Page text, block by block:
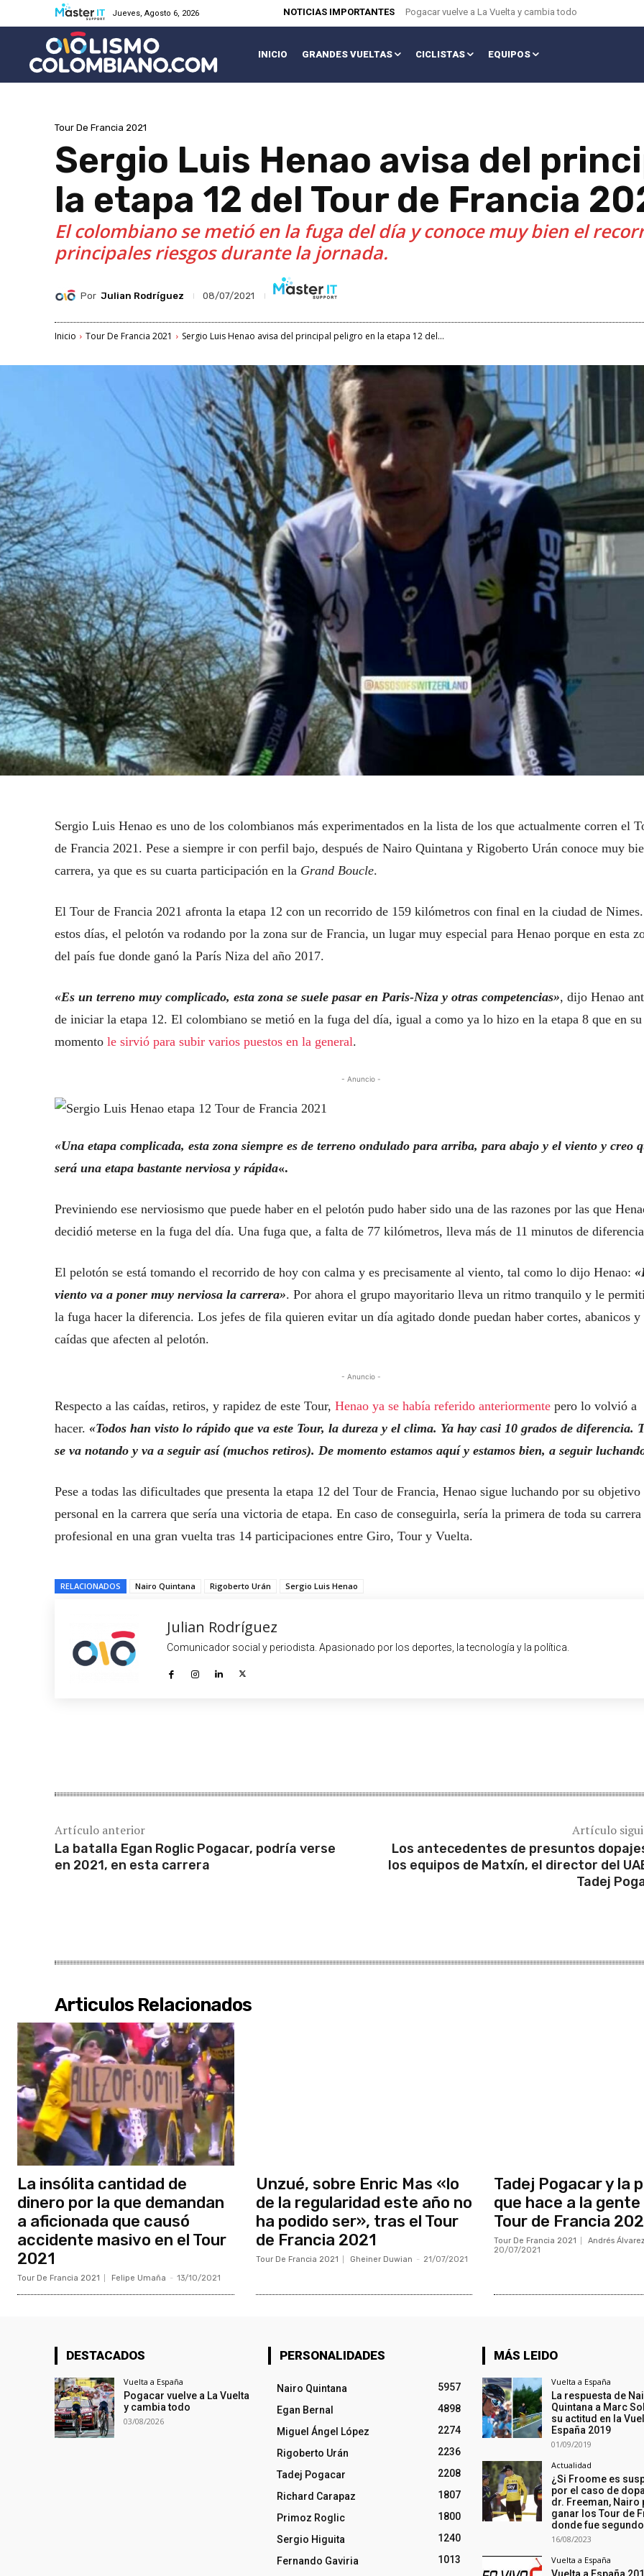
Jueves, Agosto 6, 2026 NOTICIAS IMPORTANTES Pogacar vuelve a La Vuelta y cambia todo
INICIO GRANDES VUELTAS CICLISTAS EQUIPOS
Tour De Francia 2021
Sergio Luis Henao avisa del
la etapa 12 del Tour de Francia
El colombiano se metió en la fuga del día y conoce muy bien el
principales riesgos durante la jornada.
Por Julian Rodríguez 08/07/2021
Inicio Tour De Francia 2021 Sergio Luis Henao avisa del principal peligro en la etapa 12 del...
Sergio Luis Henao es uno de los colombianos más experimentados en la lista de los que actualmente corren el
de Francia 2021. Pese a siempre ir con perfil bajo, después de Nairo Quintana y Rigoberto Urán conoce muy
carrera, ya que es su cuarta participación en la Grand Boucle.
El Tour de Francia 2021 afronta la etapa 12 con un recorrido de 159 kilómetros con final en la ciudad de
estos días, el pelotón va rodando por la zona sur de Francia, un lugar muy especial para Henao porque en esta
del país fue donde ganó la París Niza del año 2017.
«Es un terreno muy complicado, esta zona se suele pasar en Paris-Niza y otras competencias», dijo Henao
de iniciar la etapa 12. El colombiano se metió en la fuga del día, igual a como ya lo hizo en la etapa 8 que en su
momento le sirvió para subir varios puestos en la general.
- Anuncio -
«Una etapa complicada, esta zona siempre es de terreno ondulado para arriba, para abajo y el viento y creo
será una etapa bastante nerviosa y rápida«.
Previniendo ese nerviosismo que puede haber en el pelotón pudo haber sido una de las razones por las que
decidió meterse en la fuga del día. Una fuga que, a falta de 77 kilómetros, lleva más de 11 minutos de
El pelotón se está tomando el recorrido de hoy con calma y es precisamente al viento, tal como lo dijo Henao:
viento va a poner muy nerviosa la carrera». Por ahora el grupo mayoritario lleva un ritmo tranquilo y le
la fuga hacer la diferencia. Los jefes de fila quieren evitar un día agitado donde puedan haber cortes, abanicos y
caídas que afecten al pelotón.
- Anuncio -
Respecto a las caídas, retiros, y rapidez de este Tour, Henao ya se había referido anteriormente pero lo volvió a
hacer. «Todos han visto lo rápido que va este Tour, la dureza y el clima. Ya hay casi 10 grados de diferencia.
se va notando y va a seguir así (muchos retiros). De momento estamos aquí y estamos bien, a seguir
Pese a todas las dificultades que presenta la etapa 12 del Tour de Francia, Henao sigue luchando por su objetivo
personal en la carrera que sería una victoria de etapa. En caso de conseguirla, sería la primera de toda su carrera
profesional en una gran vuelta tras 14 participaciones entre Giro, Tour y Vuelta.
RELACIONADOS Nairo Quintana Rigoberto Urán Sergio Luis Henao
Julian Rodríguez
Comunicador social y periodista. Apasionado por los deportes, la tecnología y la política.
Artículo anterior
La batalla Egan Roglic Pogacar, podría verse
en 2021, en esta carrera
Artículo
Los antecedentes de presuntos
los equipos de Matxín, el director del
Tadej
Articulos Relacionados
La insólita cantidad de
dinero por la que demandan
a aficionada que causó
accidente masivo en el Tour
2021
Tour De Francia 2021 Felipe Umaña - 13/10/2021
Unzué, sobre Enric Mas «lo
de la regularidad este año no
ha podido ser», tras el Tour
de Francia 2021
Tour De Francia 2021 Gheiner Duwian - 21/07/2021
Tadej Pogacar y la
que hace a la
Tour de Francia
Tour De Francia 2021 Andrés
20/07/2021
DESTACADOS
Vuelta a España
Pogacar vuelve a La Vuelta
y cambia todo
03/08/2026
PERSONALIDADES
Nairo Quintana
5957
Egan Bernal
4898
Miguel Ángel López
2274
Rigoberto Urán
2236
Tadej Pogacar
2208
Richard Carapaz
1807
Primoz Roglic
1800
Sergio Higuita
1240
Fernando Gaviria
1013
MÁS LEIDO
Vuelta a España
La respuesta de
Quintana a Marc
su actitud en la
España 2019
01/09/2019
Actualidad
¿Si Froome es
por el caso de
dr. Freeman, Nairo
ganar los Tour de
donde fue
16/08/2023
Vuelta a España